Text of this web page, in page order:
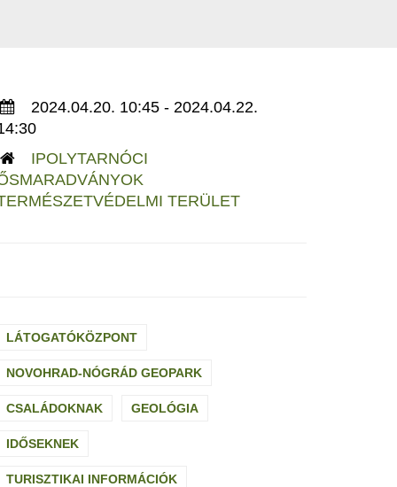
2024.04.20. 10:45 - 2024.04.22.
IPOLYTARNÓCI
TERÜLET
LÁTOGATÓKÖZPONT
NOVOHRAD-NÓGRÁD GEOPARK
CSALÁDOKNAK GEOLÓGIA
IDŐSEKNEK
TURISZTIKAI INFORMÁCIÓK